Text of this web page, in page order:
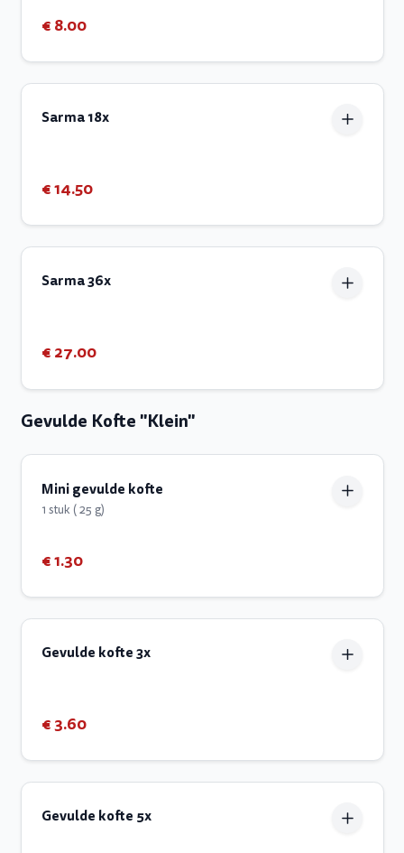
€ 8.00
Sarma 18x
€ 14.50
Sarma 36x
€ 27.00
Gevulde Kofte "Klein"
Mini gevulde kofte
1 stuk ( 25 g)
€ 1.30
Gevulde kofte 3x
€ 3.60
Gevulde kofte 5x